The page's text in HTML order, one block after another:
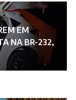
EM
NA BR-232,